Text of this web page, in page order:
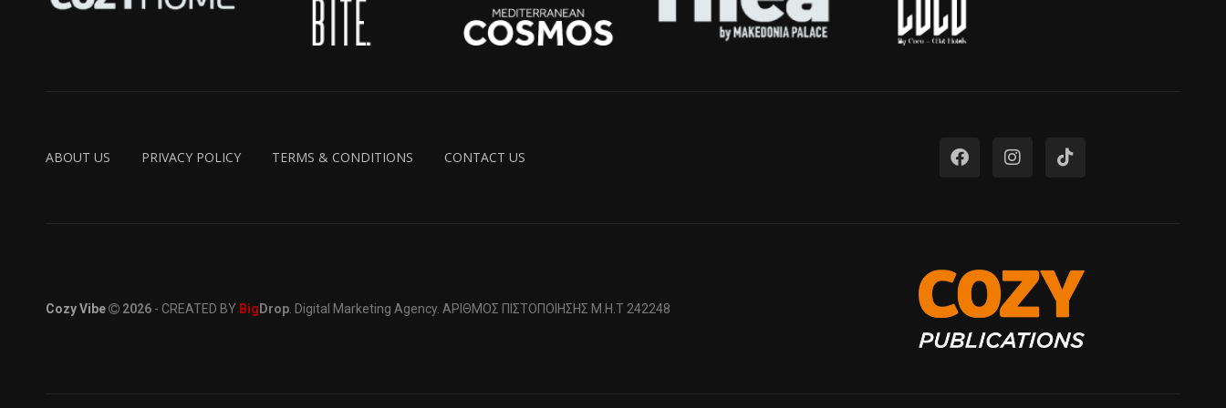
ABOUT US PRIVACY POLICY TERMS & CONDITIONS CONTACT US
Cozy Vibe 2026 - CREATED BY Big Drop . Digital Marketing Agency. ΑΡΙΘΜΟΣ ΠΙΣΤΟΠΟΙΗΣΗΣ Μ.Η.Τ 242248